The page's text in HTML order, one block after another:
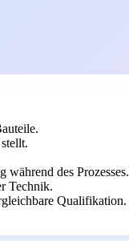
während des Prozesses.
Technik.
Qualifikation.